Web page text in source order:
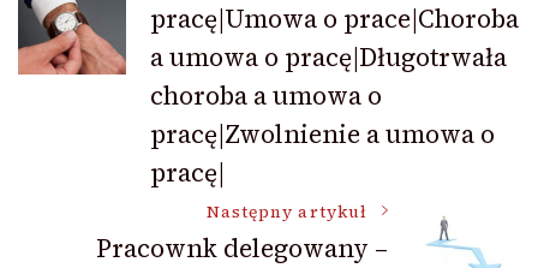
pracę|Umowa o prace|Choroba
a umowa o pracę|Długotrwała
choroba a umowa o
pracę|Zwolnienie a umowa o
pracę|
Następny artykuł
Pracownk delegowany –